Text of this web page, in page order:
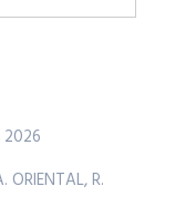
2026
ORIENTAL, R.